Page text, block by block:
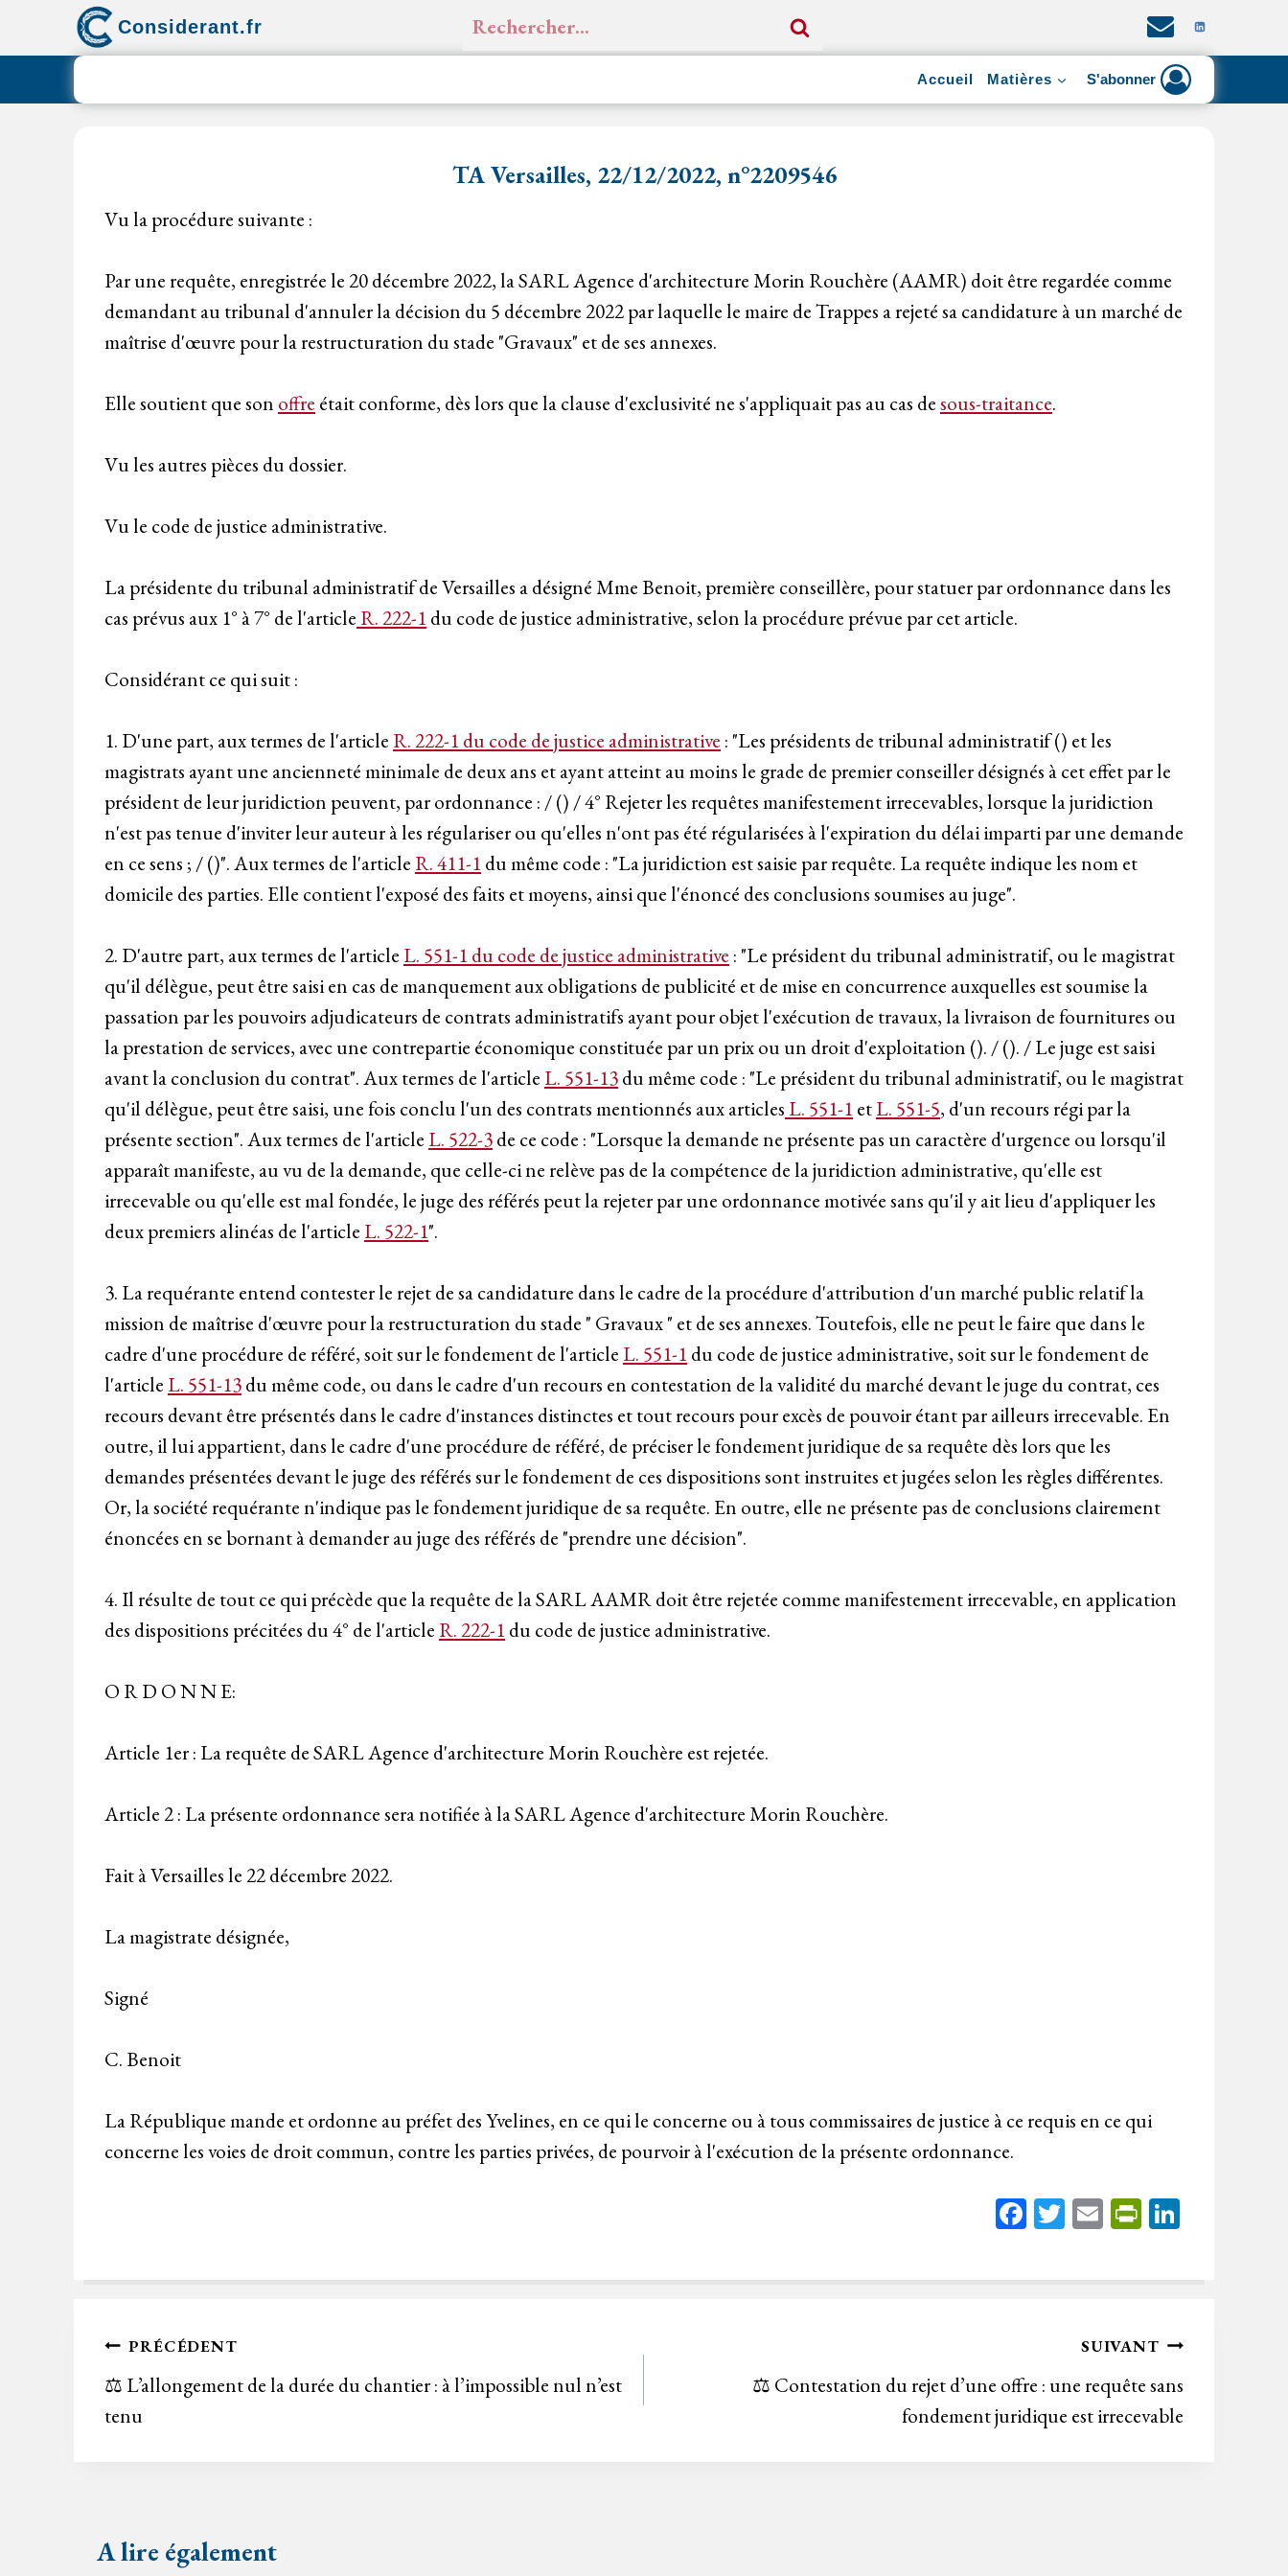
Considerant.fr Rechercher :
Accueil Matières S'abonner
TA Versailles, 22/12/2022, n°2209546
Vu la procédure suivante :
Par une requête, enregistrée le 20 décembre 2022, la SARL Agence d'architecture Morin Rouchère (AAMR) doit être regardée comme
demandant au tribunal d'annuler la décision du 5 décembre 2022 par laquelle le maire de Trappes a rejeté sa candidature à un marché de
maîtrise d'œuvre pour la restructuration du stade "Gravaux" et de ses annexes.
Elle soutient que son offre était conforme, dès lors que la clause d'exclusivité ne s'appliquait pas au cas desous-traitance.
Vu les autres pièces du dossier.
Vu le code de justice administrative.
La présidente du tribunal administratif de Versailles a désigné Mme Benoit, première conseillère, pour statuer par ordonnance dans les
cas prévus aux 1° à 7° de l'article R. 222-1du code de justice administrative, selon la procédure prévue par cet article.
Considérant ce qui suit :
1. D'une part, aux termes de l'article R. 222-1 du code de justice administrative : "Les présidents de tribunal administratif () et les
magistrats ayant une ancienneté minimale de deux ans et ayant atteint au moins le grade de premier conseiller désignés à cet effet par le
président de leur juridiction peuvent, par ordonnance : / () / 4° Rejeter les requêtes manifestement irrecevables, lorsque la juridiction
n'est pas tenue d'inviter leur auteur à les régulariser ou qu'elles n'ont pas été régularisées à l'expiration du délai imparti par une demande
en ce sens ; / ()". Aux termes de l'article R. 411-1du même code : "La juridiction est saisie par requête. La requête indique les nom et
domicile des parties. Elle contient l'exposé des faits et moyens, ainsi que l'énoncé des conclusions soumises au juge".
2. D'autre part, aux termes de l'article L. 551-1 du code de justice administrative : "Le président du tribunal administratif, ou le magistrat
qu'il délègue, peut être saisi en cas de manquement aux obligations de publicité et de mise en concurrence auxquelles est soumise la
passation par les pouvoirs adjudicateurs de contrats administratifs ayant pour objet l'exécution de travaux, la livraison de fournitures ou
la prestation de services, avec une contrepartie économique constituée par un prix ou un droit d'exploitation (). / (). / Le juge est saisi
avant la conclusion du contrat". Aux termes de l'article L. 551-13du même code : "Le président du tribunal administratif, ou le magistrat
qu'il délègue, peut être saisi, une fois conclu l'un des contrats mentionnés aux articles L. 551-1etL. 551-5, d'un recours régi par la
présente section". Aux termes de l'article L. 522-3de ce code : "Lorsque la demande ne présente pas un caractère d'urgence ou lorsqu'il
apparaît manifeste, au vu de la demande, que celle-ci ne relève pas de la compétence de la juridiction administrative, qu'elle est
irrecevable ou qu'elle est mal fondée, le juge des référés peut la rejeter par une ordonnance motivée sans qu'il y ait lieu d'appliquer les
deux premiers alinéas de l'article L. 522-1".
3. La requérante entend contester le rejet de sa candidature dans le cadre de la procédure d'attribution d'un marché public relatif la
mission de maîtrise d'œuvre pour la restructuration du stade " Gravaux " et de ses annexes. Toutefois, elle ne peut le faire que dans le
cadre d'une procédure de référé, soit sur le fondement de l'article L. 551-1du code de justice administrative, soit sur le fondement de
l'article L. 551-13du même code, ou dans le cadre d'un recours en contestation de la validité du marché devant le juge du contrat, ces
recours devant être présentés dans le cadre d'instances distinctes et tout recours pour excès de pouvoir étant par ailleurs irrecevable. En
outre, il lui appartient, dans le cadre d'une procédure de référé, de préciser le fondement juridique de sa requête dès lors que les
demandes présentées devant le juge des référés sur le fondement de ces dispositions sont instruites et jugées selon les règles différentes.
Or, la société requérante n'indique pas le fondement juridique de sa requête. En outre, elle ne présente pas de conclusions clairement
énoncées en se bornant à demander au juge des référés de "prendre une décision".
4. Il résulte de tout ce qui précède que la requête de la SARL AAMR doit être rejetée comme manifestement irrecevable, en application
des dispositions précitées du 4° de l'article R. 222-1du code de justice administrative.
O R D O N N E:
Article 1er : La requête de SARL Agence d'architecture Morin Rouchère est rejetée.
Article 2 : La présente ordonnance sera notifiée à la SARL Agence d'architecture Morin Rouchère.
Fait à Versailles le 22 décembre 2022.
La magistrate désignée,
Signé
C. Benoit
La République mande et ordonne au préfet des Yvelines, en ce qui le concerne ou à tous commissaires de justice à ce requis en ce qui
concerne les voies de droit commun, contre les parties privées, de pourvoir à l'exécution de la présente ordonnance.
Fa
bo
T
tt
E
ail
Pr
tF
n
y
ed
Navigation
de
l’article
PRÉCÉDENT
⚖️ L’allongement de la durée du chantier : à l’impossible nul n’est
tenu
SUIVANT
⚖️ Contestation du rejet d’une offre : une requête sans
fondement juridique est irrecevable
A lire également